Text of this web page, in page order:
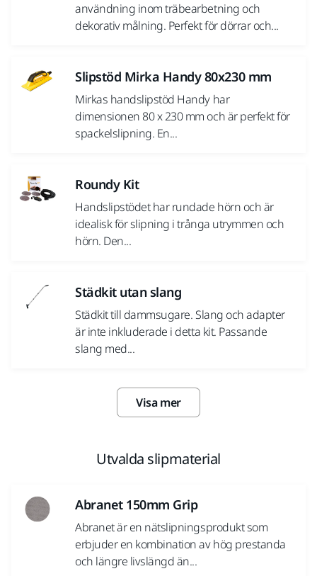
användning inom träbearbetning och
dekorativ målning. Perfekt för dörrar och...
Slipstöd Mirka Handy 80x230 mm
Mirkas handslipstöd Handy har
dimensionen 80 x 230 mm och är perfekt för
spackelslipning. En...
Roundy Kit
Handslipstödet har rundade hörn och är
idealisk för slipning i trånga utrymmen och
hörn. Den...
Städkit utan slang
Städkit till dammsugare. Slang och adapter
är inte inkluderade i detta kit. Passande
slang med...
Visa mer
Utvalda slipmaterial
Abranet 150mm Grip
Abranet är en nätslipningsprodukt som
erbjuder en kombination av hög prestanda
och längre livslängd än...